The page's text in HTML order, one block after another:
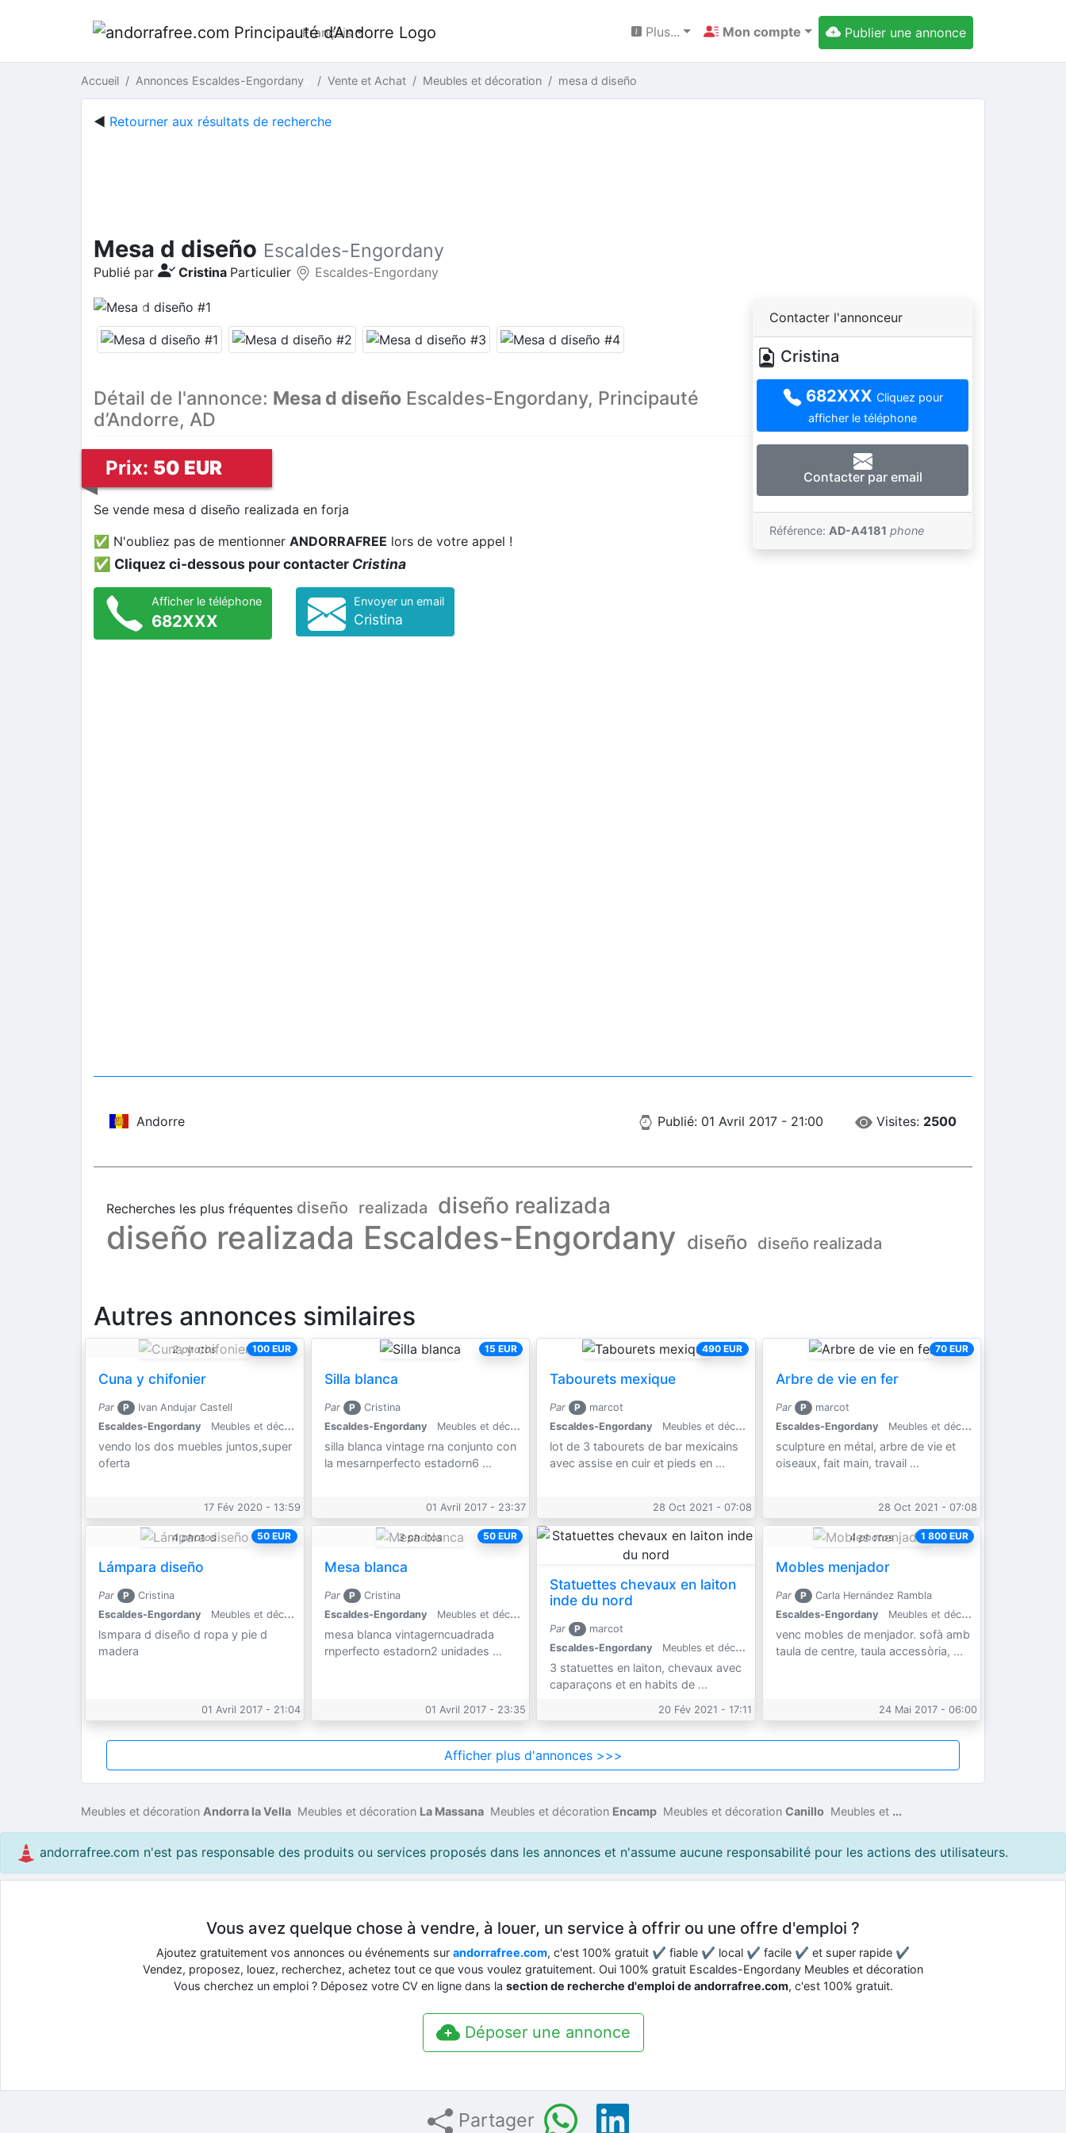
Français Plus... Mon compte Publier une annonce
Accueil Annonces Escaldes-Engordany Vente et Achat Meubles et décoration mesa d diseño
◄ Retourner aux résultats de recherche
Mesa d diseño Escaldes-Engordany
Publié par Cristina Particulier Escaldes-Engordany
Previous
Détail de l'annonce: Mesa d diseño Escaldes-Engordany, Principauté
d’Andorre, AD
Prix: 50 EUR
Se vende mesa d diseño realizada en forja
✅ N'oubliez pas de mentionner ANDORRAFREE lors de votre appel !
✅ Cliquez ci-dessous pour contacter Cristina
Afficher le téléphone
682XXX
Envoyer un email
Cristina
Contacter l'annonceur
Cristina
682XXX Cliquez pour
afficher le téléphone
Contacter par email
Référence: AD-A4181 phone
Andorre Publié: 01 Avril 2017 - 21:00 Visites: 2500
Recherches les plus fréquentes diseño realizada diseño realizada
diseño realizada Escaldes-Engordany diseño diseño realizada
Autres annonces similaires
2 photos
Cuna y chifonier
Par P
Ivan Andujar Castell
Escaldes-Engordany
Meubles et décoration
vendo los dos muebles juntos,super
oferta
100 EUR
17 Fév 2020 - 13:59
Silla blanca
Par P Cristina
Escaldes-Engordany
Meubles et décoration
silla blanca vintage rna conjunto con
la mesarnperfecto estadorn6 ...
15 EUR
01 Avril 2017 - 23:37
Tabourets mexique
Par P
marcot
Escaldes-Engordany
Meubles et décoration
lot de 3 tabourets de bar mexicains
avec assise en cuir et pieds en ...
490 EUR
28 Oct 2021 - 07:08
Arbre de vie en fer
Par P marcot
Escaldes-Engordany
Meubles et décoration
sculpture en métal, arbre de vie et
oiseaux, fait main, travail ...
70 EUR
28 Oct 2021 - 07:08
4 photos
Lámpara diseño
Par P
Cristina
Escaldes-Engordany
Meubles et décoration
lsmpara d diseño d ropa y pie d
madera
50 EUR
01 Avril 2017 - 21:04
3 photos
Mesa blanca
Par P Cristina
Escaldes-Engordany
Meubles et décoration
mesa blanca vintagerncuadrada
rnperfecto estadorn2 unidades ...
50 EUR
01 Avril 2017 - 23:35
Statuettes chevaux en laiton
inde du nord
Par P
marcot
Escaldes-Engordany
Meubles et décoration
3 statuettes en laiton, chevaux avec
caparaçons et en habits de ...
20 Fév 2021 - 17:11
4 photos
Mobles menjador
Par P Carla Hernández Rambla
Escaldes-Engordany
Meubles et décoration
venc mobles de menjador. sofà amb
taula de centre, taula accessòria, ...
1 800 EUR
24 Mai 2017 - 06:00
Afficher plus d'annonces >>>
Meubles et décoration Andorra la Vella Meubles et décoration La Massana Meubles et décoration Encamp Meubles et décoration Canillo Meubles et ...
andorrafree.com n'est pas responsable des produits ou services proposés dans les annonces et n'assume aucune responsabilité pour les actions des utilisateurs.
Vous avez quelque chose à vendre, à louer, un service à offrir ou une offre d'emploi ?
Ajoutez gratuitement vos annonces ou événements sur andorrafree.com, c'est 100% gratuit ✔ fiable ✔ local ✔ facile ✔ et super rapide ✔
Vendez, proposez, louez, recherchez, achetez tout ce que vous voulez gratuitement. Oui 100% gratuit Escaldes-Engordany Meubles et décoration
Vous cherchez un emploi ? Déposez votre CV en ligne dans la section de recherche d'emploi de andorrafree.com, c'est 100% gratuit.
Déposer une annonce
Partager